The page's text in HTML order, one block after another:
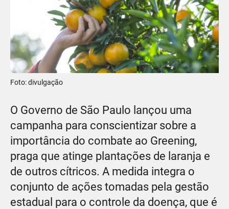
Foto: divulgação
O Governo de São Paulo lançou uma
campanha para conscientizar sobre a
importância do combate ao Greening,
praga que atinge plantações de laranja e
de outros cítricos. A medida integra o
conjunto de ações tomadas pela gestão
estadual para o controle da doença, que é